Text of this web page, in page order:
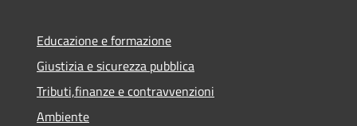
Educazione e formazione
Giustizia e sicurezza pubblica
Tributi,finanze e contravvenzioni
Ambiente